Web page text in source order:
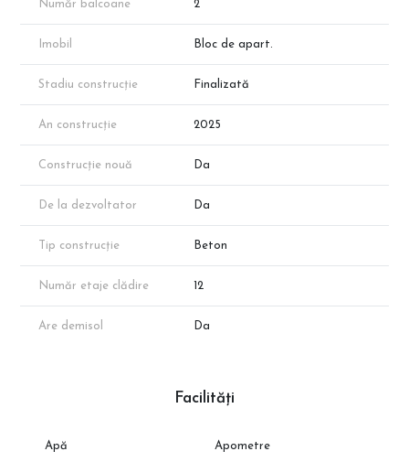
Număr balcoane 2
Imobil Bloc de apart.
Stadiu construcție Finalizată
An construcție 2025
Construcție nouă Da
De la dezvoltator Da
Tip construcție Beton
Număr etaje clădire 12
Are demisol Da
Facilități
Apă Apometre